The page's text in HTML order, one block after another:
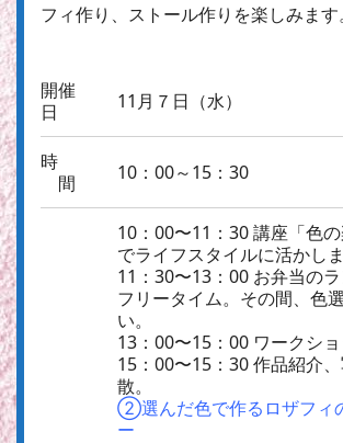
フィ作り、ストール作りを楽しみます。
開催
日
11月７日（水）
時
間
10：00～15：30
10：00〜11：30 講座「色
でライフスタイルに活かし
11：30〜13：00 お弁当のラ
フリータイム。その間、色
い。
13：00〜15：00 ワークシ
15：00〜15：30 作品紹介
散。
②選んだ色で作るロザフィ
ー